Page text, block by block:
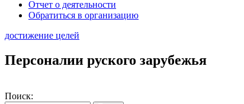
Отчет о деятельности
Обратиться в организацию
достижение целей
Персоналии руского зарубежья
Поиск: